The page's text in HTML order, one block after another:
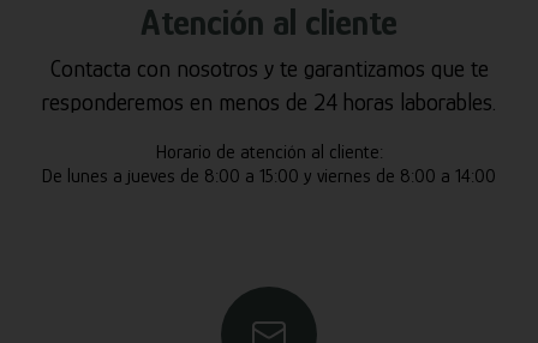
Atención al cliente
Contacta con nosotros y te garantizamos que te
responderemos en menos de 24 horas laborables.
Horario de atención al cliente:
De lunes a jueves de 8:00 a 15:00 y viernes de 8:00 a 14:00